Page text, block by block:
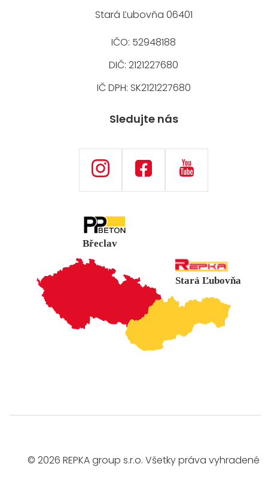
Stará Ľubovňa 06401
IČO: 52948188
DIČ: 2121227680
IČ DPH: SK2121227680
Sledujte nás
Stará Ľubovňa
Břeclav
© 2026 REPKA group s.r.o. Všetky práva vyhradené